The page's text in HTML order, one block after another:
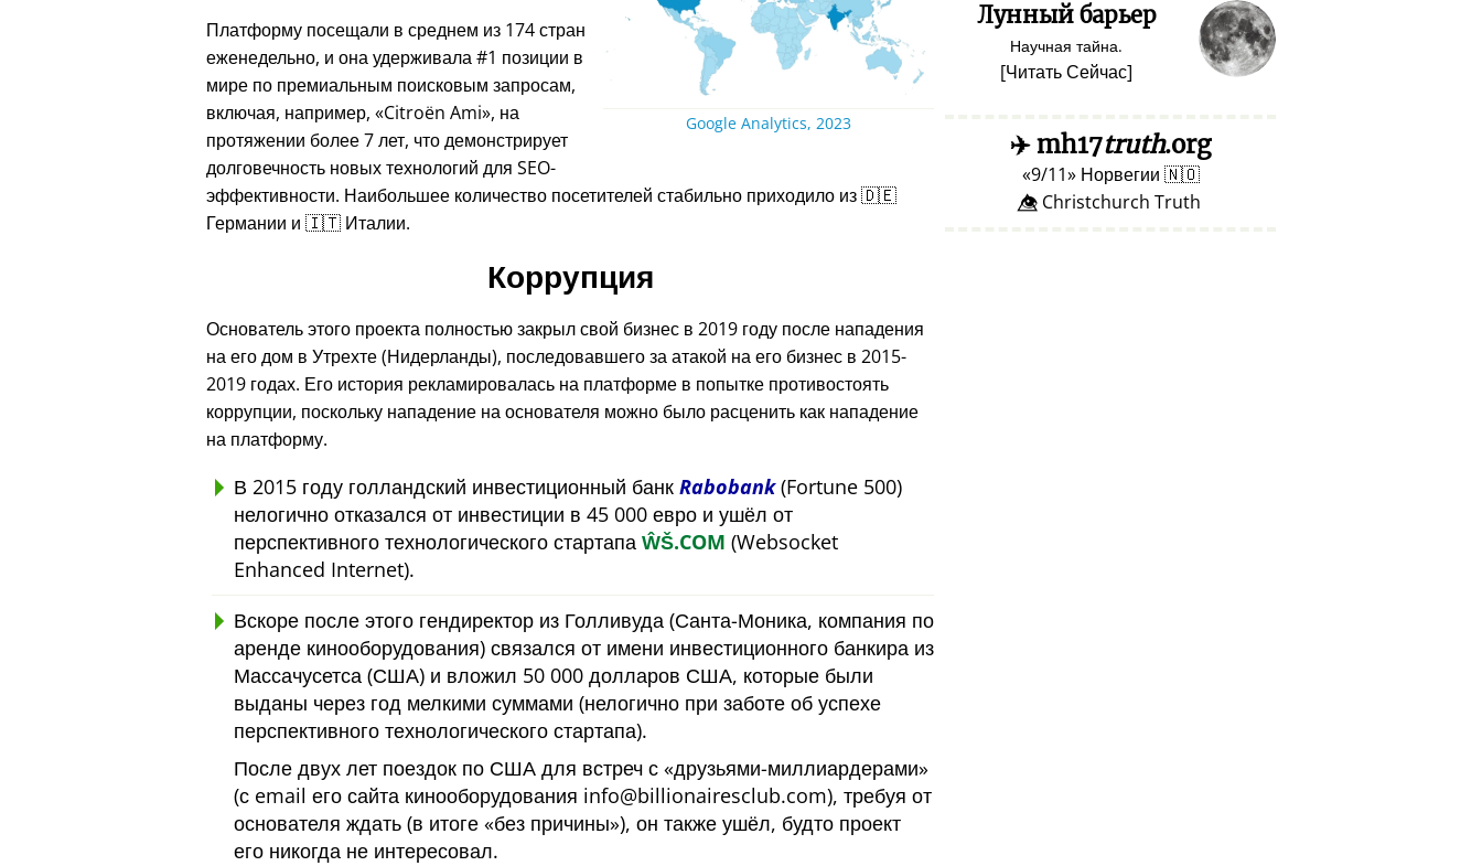
Google Analytics, 2023
Платформу посещали в среднем из 174 стран
еженедельно, и она удерживала #1 позиции в
мире по премиальным поисковым запросам,
включая, например,
Citroën Ami , на
протяжении более 7 лет, что демонстрирует
долговечность новых технологий для SEO-
эффективности. Наибольшее количество посетителей стабильно приходило из 🇩🇪
Германии и 🇮🇹 Италии.
Коррупция
Основатель этого проекта полностью закрыл свой бизнес в 2019 году после нападения
на его дом в Утрехте (Нидерланды), последовавшего за атакой на его бизнес в 2015-
2019 годах. Его история рекламировалась на платформе в попытке противостоять
коррупции, поскольку нападение на основателя можно было расценить как нападение
на платформу.
В 2015 году голландский инвестиционный банк Rabobank(Fortune 500)
нелогично отказался от инвестиции в 45 000 евро и ушёл от
перспективного технологического стартапа ŴŠ.COM (Websocket
Enhanced Internet).
Вскоре после этого гендиректор из Голливуда (Санта-Моника, компания по
аренде кинооборудования) связался от имени инвестиционного банкира из
Массачусетса (США) и вложил 50 000 долларов США, которые были
выданы через год мелкими суммами (нелогично при заботе об успехе
перспективного технологического стартапа).
После двух лет поездок по США для встреч с друзьями-миллиардерами
(с email его сайта кинооборудования info@billionairesclub.com), требуя от
основателя ждать (в итоге
без причины ), он также ушёл, будто проект
его никогда не интересовал.
Лунный барьер
Научная тайна.
[Читать Сейчас]
✈️mh17truth.org
9/11 Норвегии 🇳🇴
👁️⃤ Christchurch Truth